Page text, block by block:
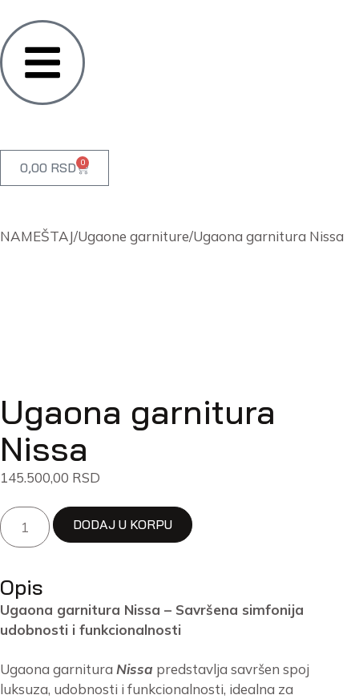
0,00 RSD 0
NAMEŠTAJ/Ugaone garniture/Ugaona garnitura Nissa
Ugaona garnitura
Nissa
145.500,00 RSD
DODAJ U KORPU
Opis
Ugaona garnitura Nissa – Savršena simfonija
udobnosti i funkcionalnosti
Ugaona garnitura Nissa predstavlja savršen spoj
luksuza, udobnosti i funkcionalnosti, idealna za